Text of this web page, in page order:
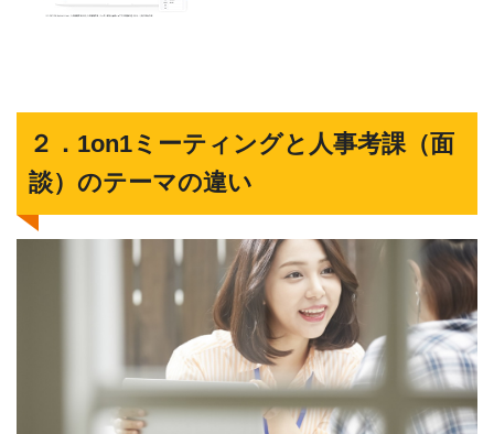
２．1on1ミーティングと人事考課（面
談）のテーマの違い